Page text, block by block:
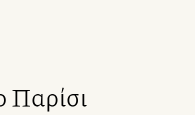
Παρίσι